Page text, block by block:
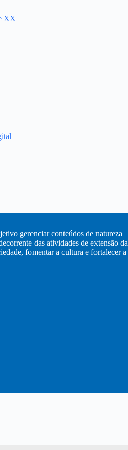
XX
gerenciar conteúdos de natureza
das atividades de extensão da
fomentar a cultura e fortalecer a